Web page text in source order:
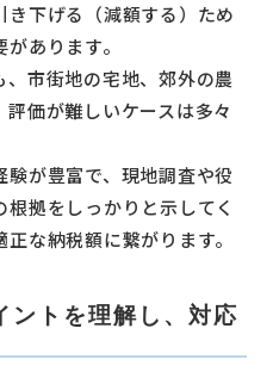
き下げる（減額する）ため
あります。
市街地の宅地、郊外の農
価が難しいケースは多々
が豊富で、現地調査や役
拠をしっかりと示してく
な納税額に繋がります。
ントを理解し、対応